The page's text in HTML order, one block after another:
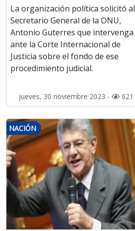
La organización política solicitó al
Secretario General de la ONU,
Antonio Guterres que intervenga
ante la Corte Internacional de
Justicia sobre el fondo de ese
procedimiento judicial.
jueves, 30 noviembre 2023 - 621
NACIÓN